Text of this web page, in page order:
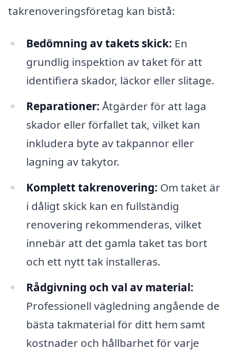
takrenoveringsföretag kan bistå:
Bedömning av takets skick: En
grundlig inspektion av taket för att
identifiera skador, läckor eller slitage.
Reparationer: Åtgärder för att laga
skador eller förfallet tak, vilket kan
inkludera byte av takpannor eller
lagning av takytor.
Komplett takrenovering: Om taket är
i dåligt skick kan en fullständig
renovering rekommenderas, vilket
innebär att det gamla taket tas bort
och ett nytt tak installeras.
Rådgivning och val av material:
Professionell vägledning angående de
bästa takmaterial för ditt hem samt
kostnader och hållbarhet för varje